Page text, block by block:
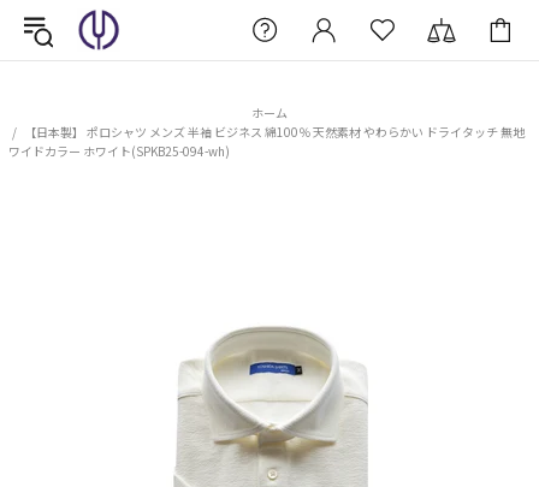
ホーム
【日本製】 ポロシャツ メンズ 半袖 ビジネス 綿100％ 天然素材 やわらかい ドライタッチ 無地
ワイドカラー ホワイト(SPKB25-094-wh)